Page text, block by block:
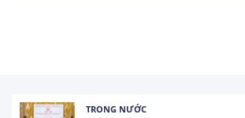
HOẠT ĐỘNG ĐẦU TƯ